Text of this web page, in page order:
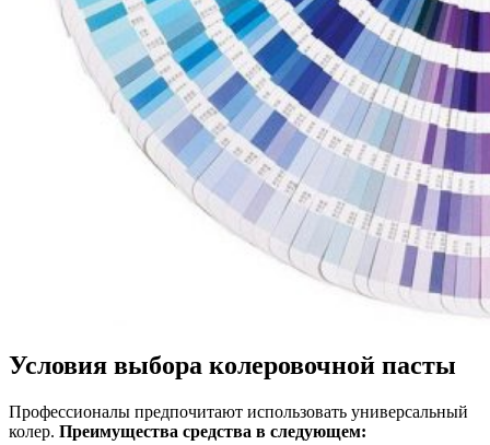
Условия выбора колеровочной пасты
Профессионалы предпочитают использовать универсальный
колер. Преимущества средства в следующем: